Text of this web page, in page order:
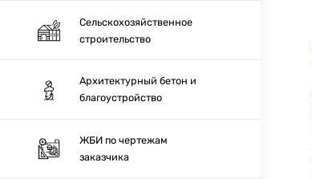
Сельскохозяйственное
строительство
Архитектурный бетон и
благоустройство
ЖБИ по чертежам
заказчика